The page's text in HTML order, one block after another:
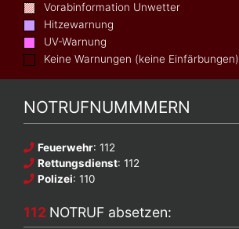
Vorabinformation Unwetter
Hitzewarnung
UV-Warnung
Keine Warnungen (keine Einfärbungen)
NOTRUFNUMMMERN
Feuerwehr: 112
Rettungsdienst: 112
Polizei: 110
112 NOTRUF absetzen: